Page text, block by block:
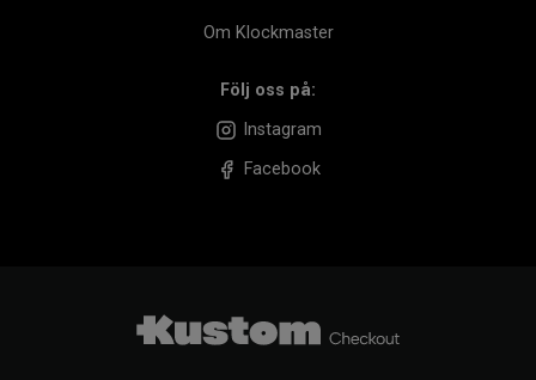
Om Klockmaster
Följ oss på:
Instagram
Facebook